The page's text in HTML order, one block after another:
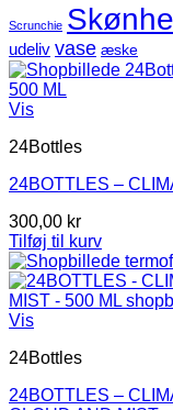
Scrunchie
udeliv vase æske
Vis
24Bottles
24BOTTLES –
300,00 kr
Tilføj til kurv
Vis
24Bottles
24BOTTLES –